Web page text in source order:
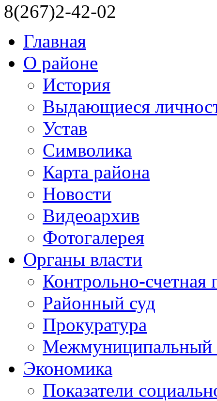
8(267)2-42-02
Главная
О районе
История
Выдающиеся
Устав
Символика
Карта района
Новости
Видеоархив
Фотогалерея
Органы власти
Контрольно-счетная
Районный суд
Прокуратура
Межмуниципальный
Экономика
Показатели